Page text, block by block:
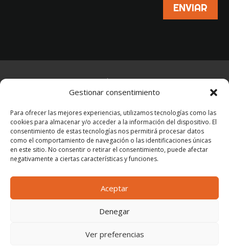
Gestionar consentimiento
Para ofrecer las mejores experiencias, utilizamos tecnologías como las
cookies para almacenar y/o acceder a la información del dispositivo. El
consentimiento de estas tecnologías nos permitirá procesar datos
como el comportamiento de navegación o las identificaciones únicas
en este sitio. No consentir o retirar el consentimiento, puede afectar
negativamente a ciertas características y funciones.
Aceptar
Denegar
Ver preferencias
ENVIAR
POLÍTICA DE COOKIES